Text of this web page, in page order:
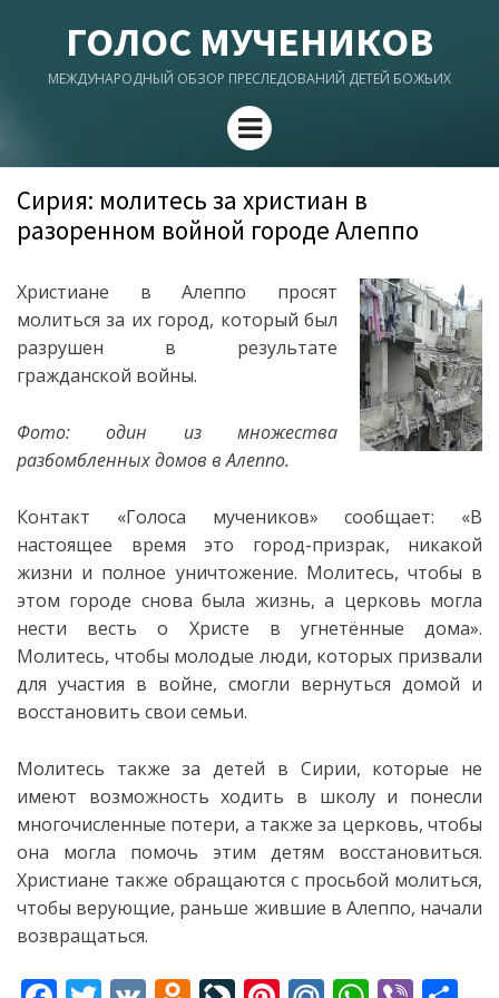
ГОЛОС МУЧЕНИКОВ
МЕЖДУНАРОДНЫЙ ОБЗОР ПРЕСЛЕДОВАНИЙ ДЕТЕЙ БОЖЬИХ
Menu
Сирия: молитесь за христиан в
разоренном войной городе Алеппо
Христиане в Алеппо просят
молиться за их город, который был
разрушен в результате
гражданской войны.
Фото: один из множества
разбомбленных домов в Алеппо.
Контакт «Голоса мучеников» сообщает: «В
настоящее время это город-призрак, никакой
жизни и полное уничтожение. Молитесь, чтобы в
этом городе снова была жизнь, а церковь могла
нести весть о Христе в угнетённые дома».
Молитесь, чтобы молодые люди, которых призвали
для участия в войне, смогли вернуться домой и
восстановить свои семьи.
Молитесь также за детей в Сирии, которые не
имеют возможность ходить в школу и понесли
многочисленные потери, а также за церковь, чтобы
она могла помочь этим детям восстановиться.
Христиане также обращаются с просьбой молиться,
чтобы верующие, раньше жившие в Алеппо, начали
возвращаться.